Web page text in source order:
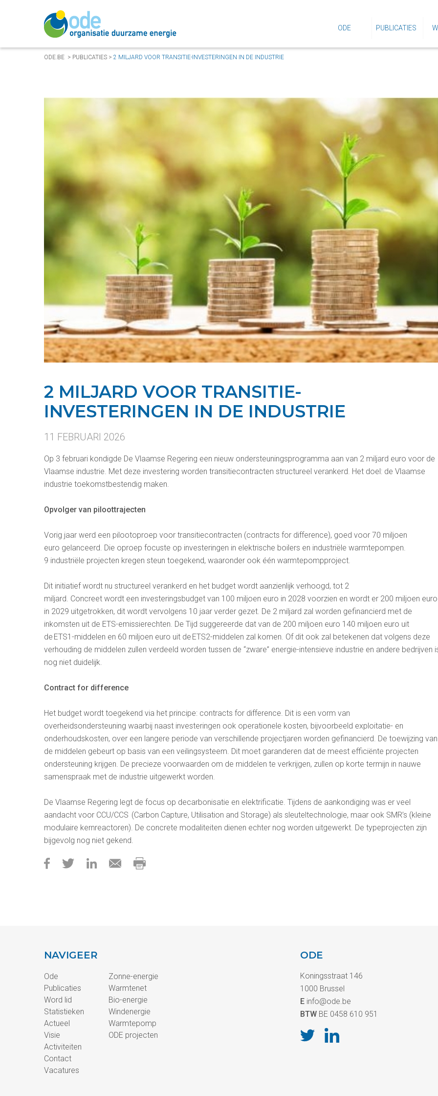
ODE PUBLICATIES
ODE.BE> PUBLICATIES> 2 MILJARD VOOR TRANSITIE-INVESTERINGEN IN DE INDUSTRIE
2 MILJARD VOOR TRANSITIE-
INVESTERINGEN IN DE INDUSTRIE
11 FEBRUARI 2026
Op 3 februari kondigde De Vlaamse Regering een nieuw ondersteuningsprogramma aan van 2 miljard euro voor de
Vlaamse industrie. Met deze investering worden transitiecontracten structureel verankerd. Het doel: de Vlaamse
industrie toekomstbestendig maken.
Opvolger van piloottrajecten
Vorig jaar werd een pilootoproep voor transitiecontracten (contracts for difference), goed voor 70 miljoen
euro gelanceerd. Die oproep focuste op investeringen in elektrische boilers en industriële warmtepompen.
9 industriële projecten kregen steun toegekend, waaronder ook één warmtepompproject.
Dit initiatief wordt nu structureel verankerd en het budget wordt aanzienlijk verhoogd, tot 2
miljard. Concreet wordt een investeringsbudget van 100 miljoen euro in 2028 voorzien en wordt er 200 miljoen euro
in 2029 uitgetrokken, dit wordt vervolgens 10 jaar verder gezet. De 2 miljard zal worden gefinancierd met de
inkomsten uit de ETS-emissierechten. De Tijd suggereerde dat van de 200 miljoen euro 140 miljoen euro uit
de ETS1-middelen en 60 miljoen euro uit de ETS2-middelen zal komen. Of dit ook zal betekenen dat volgens deze
verhouding de middelen zullen verdeeld worden tussen de “zware” energie-intensieve industrie en andere bedrijven
nog niet duidelijk.
Contract for difference
Het budget wordt toegekend via het principe: contracts for difference. Dit is een vorm van
overheidsondersteuning waarbij naast investeringen ook operationele kosten, bijvoorbeeld exploitatie- en
onderhoudskosten, over een langere periode van verschillende projectjaren worden gefinancierd. De toewijzing van
de middelen gebeurt op basis van een veilingsysteem. Dit moet garanderen dat de meest efficiënte projecten
ondersteuning krijgen. De precieze voorwaarden om de middelen te verkrijgen, zullen op korte termijn in nauwe
samenspraak met de industrie uitgewerkt worden.
De Vlaamse Regering legt de focus op decarbonisatie en elektrificatie. Tijdens de aankondiging was er veel
aandacht voor CCU/CCS (Carbon Capture, Utilisation and Storage) als sleuteltechnologie, maar ook SMR’s (kleine
modulaire kernreactoren). De concrete modaliteiten dienen echter nog worden uitgewerkt. De typeprojecten zijn
bijgevolg nog niet gekend.
NAVIGEER
Ode
Publicaties
Word lid
Statistieken
Actueel
Visie
Activiteiten
Contact
Vacatures
Zonne-energie
Warmtenet
Bio-energie
Windenergie
Warmtepomp
ODE projecten
ODE
Koningsstraat 146
1000 Brussel
Einfo@ode.be
BTW BE 0458 610 951